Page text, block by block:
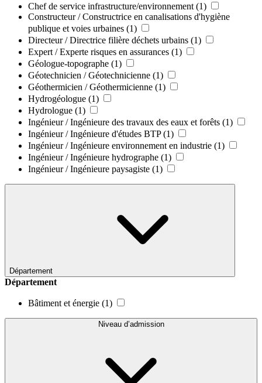
Chef de service infrastructure/environnement (1)
Constructeur / Constructrice en canalisations d'hygiène
publique et voies urbaines (1)
Directeur / Directrice filière déchets urbains (1)
Expert / Experte risques en assurances (1)
Géologue-topographe (1)
Géotechnicien / Géotechnicienne (1)
Géothermicien / Géothermicienne (1)
Hydrogéologue (1)
Hydrologue (1)
Ingénieur / Ingénieure des travaux des eaux et forêts (1)
Ingénieur / Ingénieure d'études BTP (1)
Ingénieur / Ingénieure environnement en industrie (1)
Ingénieur / Ingénieure hydrographe (1)
Ingénieur / Ingénieure paysagiste (1)
Département
Département
Bâtiment et énergie (1)
Niveau d’admission